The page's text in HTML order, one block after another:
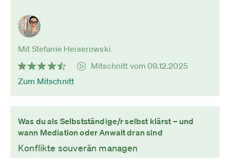
Mit Stefanie Heiserowski
Mitschnitt vom 09.12.2025
Zum Mitschnitt
Was du als Selbstständige/r selbst klärst – und
wann Mediation oder Anwalt dran sind
Konflikte souverän managen